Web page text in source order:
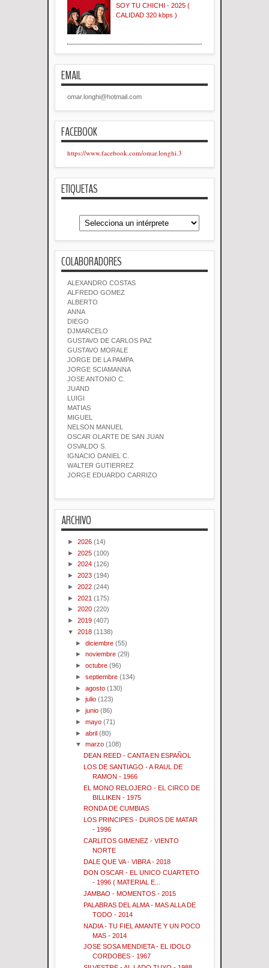
SOY TU CHICHI - 2025 (
CALIDAD 320 kbps )
EMAIL
omar.longhi@hotmail.com
FACEBOOK
https://www.facebook.com/omar.longhi.3
ETIQUETAS
COLABORADORES
ALEXANDRO COSTAS
ALFREDO GOMEZ
ALBERTO
ANNA
DIEGO
DJMARCELO
GUSTAVO DE CARLOS PAZ
GUSTAVO MORALE
JORGE DE LA PAMPA
JORGE SCIAMANNA
JOSE ANTONIO C.
JUAND
LUIGI
MATIAS
MIGUEL
NELSON MANUEL
OSCAR OLARTE DE SAN JUAN
OSVALDO S.
IGNACIO DANIEL C.
WALTER GUTIERREZ
JORGE EDUARDO CARRIZO
ARCHIVO
► 2026 (14)
► 2025 (100)
► 2024 (126)
► 2023 (194)
► 2022 (244)
► 2021 (175)
► 2020 (220)
► 2019 (407)
▼ 2018 (1138)
►diciembre (55)
►noviembre (29)
►octubre (96)
►septiembre (134)
►agosto (130)
►julio (123)
►junio (86)
►mayo (71)
►abril (80)
▼marzo (108)
DEAN REED - CANTA EN ESPAÑOL
LOS DE SANTIAGO - A RAUL DE
RAMON - 1966
EL MONO RELOJERO - EL CIRCO DE
BILLIKEN - 1975
RONDA DE CUMBIAS
LOS PRINCIPES - DUROS DE MATAR
- 1996
CARLITOS GIMENEZ - VIENTO
NORTE
DALE QUE VA - VIBRA - 2018
DON OSCAR - EL UNICO CUARTETO
- 1996 ( MATERIAL E...
JAMBAO - MOMENTOS - 2015
PALABRAS DEL ALMA - MAS ALLA DE
TODO - 2014
NADIA - TU FIEL AMANTE Y UN POCO
MAS - 2014
JOSE SOSA MENDIETA - EL IDOLO
CORDOBES - 1967